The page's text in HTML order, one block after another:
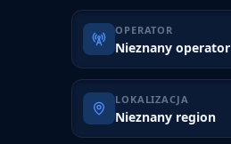
OPERATOR
Nieznany operator
LOKALIZACJA
Nieznany region